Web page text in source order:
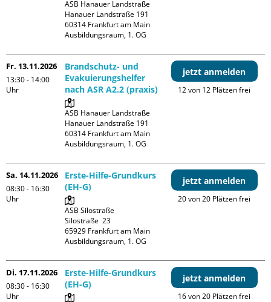
ASB Hanauer Landstraße
Hanauer Landstraße 191
60314 Frankfurt am Main
Ausbildungsraum, 1. OG
Fr. 13.11.2026
13:30 - 14:00
Uhr
Brandschutz- und
Evakuierungshelfer
nach ASR A2.2 (praxis)
ASB Hanauer Landstraße
Hanauer Landstraße 191
60314 Frankfurt am Main
Ausbildungsraum, 1. OG
jetzt anmelden
12 von 12 Plätzen frei
Sa. 14.11.2026
08:30 - 16:30
Uhr
Erste-Hilfe-Grundkurs
(EH-G)
ASB Silostraße
Silostraße  23
65929 Frankfurt am Main
Ausbildungsraum, 1. OG
jetzt anmelden
20 von 20 Plätzen frei
Di. 17.11.2026
08:30 - 16:30
Uhr
Erste-Hilfe-Grundkurs
(EH-G)
jetzt anmelden
16 von 20 Plätzen frei